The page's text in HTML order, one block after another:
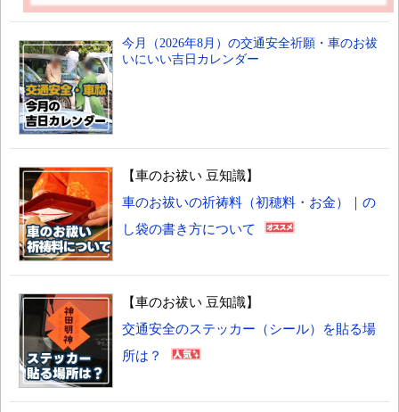
今月（2026年8月）の交通安全祈願・車のお祓
いにいい吉日カレンダー
【車のお祓い 豆知識】
車のお祓いの祈祷料（初穂料・お金）｜の
し袋の書き方について
【車のお祓い 豆知識】
交通安全のステッカー（シール）を貼る場
所は？